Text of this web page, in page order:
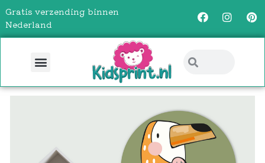
Gratis verzending binnen
Nederland